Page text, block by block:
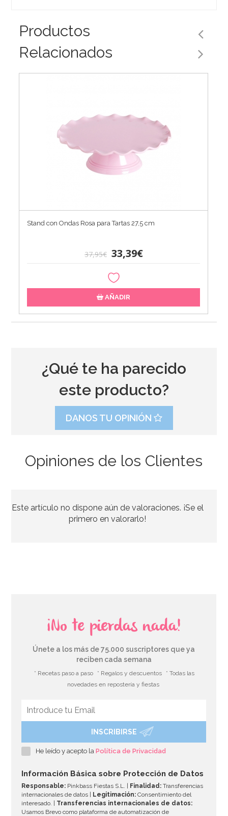
Productos
Relacionados
Stand con Ondas Rosa para Tartas 27,5 cm
37,95€ 33,39€
AÑADIR
8,95€
Bombona de Helio para Globos Maxi
AÑADIR
¿Qué te ha parecido
este producto?
DANOS TU OPINIÓN
Opiniones de los Clientes
Este artículo no dispone aún de valoraciones. ¡Se el
primero en valorarlo!
¡No te pierdas nada!
Únete a los más de 75.000 suscriptores que ya
reciben cada semana
* Recetas paso a paso * Regalos y descuentos
* Todas las
novedades en repostería y fiestas
INSCRIBIRSE
He leído y acepto laPolítica de Privacidad
Información Básica sobre Protección de Datos
Responsable: Pinkbass Fiestas S.L. | Finalidad: Transferencias
internacionales de datos |
Legitimación: Consentimiento del
interesado. | Transferencias internacionales de datos:
Usamos Brevo como plataforma de automatización de